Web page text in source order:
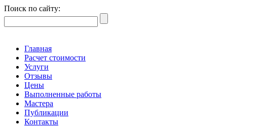
Поиск по сайту:
Главная
Расчет стоимости
Услуги
Отзывы
Цены
Выполненные работы
Мастера
Публикации
Контакты